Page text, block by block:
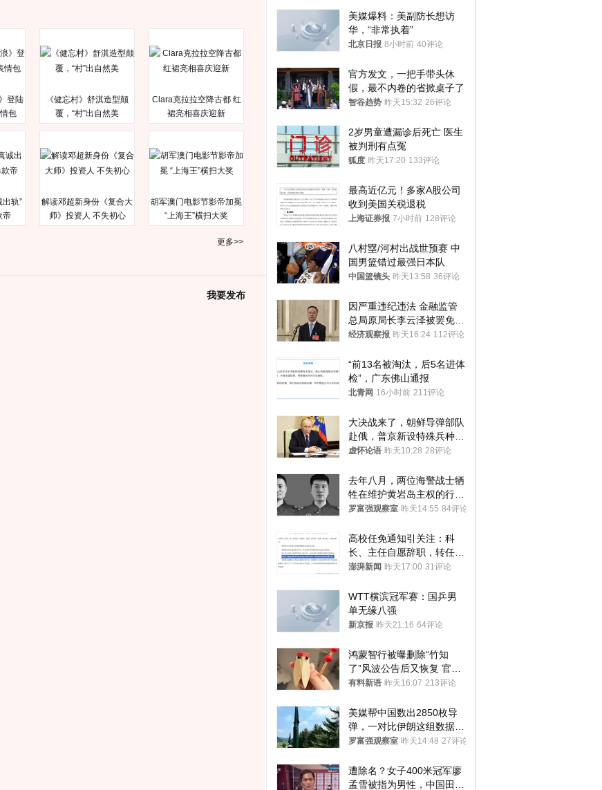
登陆
包
《健忘村》舒淇造型颠
覆，“村”出自然美
Clara克拉拉空降古都 红
裙亮相喜庆迎新
出轨”
帝
解读邓超新身份《复合大
师》投资人 不失初心
胡军澳门电影节影帝加冕
“上海王”横扫大奖
更多>>
我要发布
美媒爆料：美副防长想访
华，“非常执着”
北京日报 8小时前 40评论
官方发文，一把手带头休
假，最不内卷的省掀桌子了
智谷趋势 昨天15:32 26评论
2岁男童遭漏诊后死亡 医生
被判刑有点冤
狐度 昨天17:20 133评论
最高近亿元！多家A股公司
收到美国关税退税
上海证券报 7小时前 128评论
八村塁/河村出战世预赛 中
国男篮错过最强日本队
中国篮镜头 昨天13:58 36评论
因严重违纪违法 金融监管
总局原局长李云泽被罢免全
国人大代表
经济观察报 昨天16:24 112评论
“前13名被淘汰，后5名进体
检”，广东佛山通报
北青网 16小时前 211评论
大决战来了，朝鲜导弹部队
赴俄，普京新设特殊兵种，
76岁老将扛旗
虚怀论语 昨天10:28 28评论
去年八月，两位海警战士牺
牲在维护黄岩岛主权的行动
中
罗富强观察室 昨天14:55 84评论
高校任免通知引关注：科
长、主任自愿辞职，转任思
政辅导员
澎湃新闻 昨天17:00 31评论
WTT横滨冠军赛：国乒男
单无缘八强
新京报 昨天21:16 64评论
鸿蒙智行被曝删除“竹知
了”风波公告后又恢复 官媒
曾力挺：劝华为要大度的，
有料新语 昨天16:07 213评论
美媒帮中国数出2850枚导
弹，一对比伊朗这组数据，
发现出大事了
罗富强观察室 昨天14:48 27评论
遭除名？女子400米冠军廖
孟雪被指为男性，中国田协